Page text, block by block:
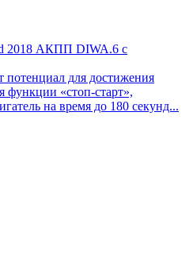
2018 АКПП DIWA.6 с
потенциал для достижения
функции «стоп-старт»,
на время до 180 секунд...